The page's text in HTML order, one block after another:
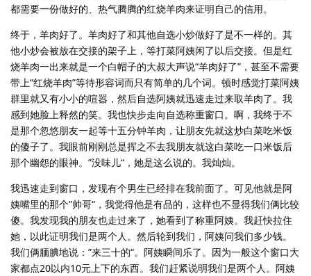
都需要一份做好的、热气腾腾的红烧羊肉来证明自己的信用。
终于，羊肉好了。羊肉好了和其他自选小炒做好了是不一样的。其
他小炒会被放在交接的架子上，等打菜阿姨闲了以后交接。但是红
烧羊肉一出来就是一个白帽子的大叔大声说“羊肉好了”，甚至不需要
带上“红烧羊肉”等待形容词而只有简单的几个词。顿时感觉打菜阿姨
群里就又有小小的喧嚣，然后自选阿姨就迅速走过来取羊肉了。我
感到她脸上释然的笑。我也快步走向自选称重窗口。啊，我终于不
是那个忽悠朋友一起等十五分钟羊肉，让朋友先就这炒白菜吃米饭
的傻子了。我眼前刚刚总是挥之不去我朋友就这白菜吃一口米饭后
那个幽怨的眼神。”没味儿“，她是这么说的。我灿灿。
我迅速走到窗口，发现有个男生已经排在我前面了。可见他就是阿
姨嘴里的那个”帅哥“，我觉得他是有品的，这样也不显得我们俩比较
傻。我发现我的朋友也走过来了，她看到了称重阿姨。我赶快拉住
她，以此证明我们是两个人。然后轮到我们，阿姨问我们多少钱。
我们俩腼腆地说：”来三十的“。阿姨瞬间乐了。因为一般这个窗口大
家都点20以内10元上下的东西。我们赶紧说明我们是两个人。阿姨